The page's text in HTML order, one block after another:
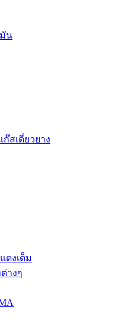
น
สเดี่ยวยาง
ดงเต็ม
างๆ